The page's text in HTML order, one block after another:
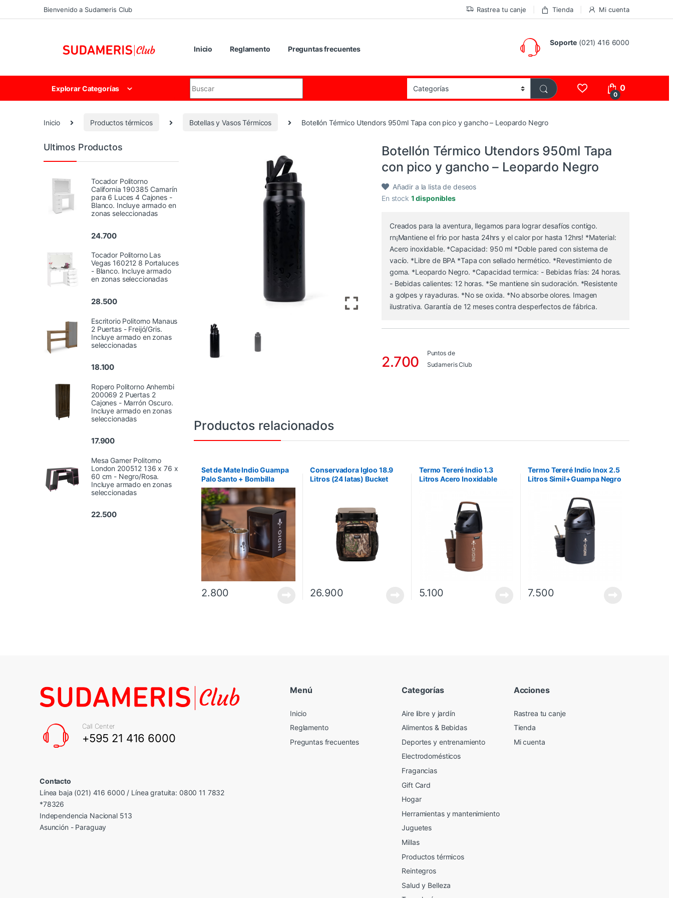
Skip to navigation
Skip to contentBienvenido a Sudameris Club Rastrea tu canje Tienda Mi cuenta
Inicio Reglamento Preguntas frecuentes
Soporte (021) 416 6000
Explorar Categorías
0
0
Inicio Productos térmicos Botellas y Vasos Térmicos Botellón Térmico Utendors 950ml Tapa con pico y gancho – Leopardo Negro
Botellón Térmico Utendors 950ml Tapa
con pico y gancho – Leopardo Negro
Añadir a la lista de deseos
En stock 1 disponibles
Creados para la aventura, llegamos para lograr desafíos contigo.
rn¡Mantiene el frio por hasta 24hrs y el calor por hasta 12hrs! *Material:
Acero inoxidable. *Capacidad: 950 ml *Doble pared con sistema de
vacío. *Libre de BPA *Tapa con sellado hermético. *Revestimiento de
goma. *Leopardo Negro. *Capacidad termica: - Bebidas frías: 24 horas.
- Bebidas calientes: 12 horas. *Se mantiene sin sudoración. *Resistente
a golpes y rayaduras. *No se oxida. *No absorbe olores. Imagen
ilustrativa. Garantía de 12 meses contra desperfectos de fábrica.
2.700
Puntos de
Sudameris Club
Productos relacionados
Set de Mate Indio Guampa
Palo Santo + Bombilla
Alpaca Pico Ancho – Plata
2.800
Conservadora Igloo 18.9
Litros (24 latas) Bucket
26.900
Termo Tereré Indio 1.3
Litros Acero Inoxidable
5.100
Termo Tereré Indio Inox 2.5
Litros Simil+Guampa Negro
7.500
Ultimos Productos
Tocador Politorno
California 190385 Camarín
para 6 Luces 4 Cajones -
Blanco. Incluye armado en
zonas seleccionadas
24.700
Tocador Politorno Las
Vegas 160212 8 Portaluces
- Blanco. Incluye armado
en zonas seleccionadas
28.500
Escritorio Politorno Manaus
2 Puertas - Freijó/Gris.
Incluye armado en zonas
seleccionadas
18.100
Ropero Politorno Anhembi
200069 2 Puertas 2
Cajones - Marrón Oscuro.
Incluye armado en zonas
seleccionadas
17.900
Mesa Gamer Politorno
London 200512 136 x 76 x
60 cm - Negro/Rosa.
Incluye armado en zonas
seleccionadas
22.500
Call Center
+595 21 416 6000
Contacto
Línea baja (021) 416 6000 / Línea gratuita: 0800 11 7832
*78326
Independencia Nacional 513
Asunción - Paraguay
Menú
Inicio
Reglamento
Preguntas frecuentes
Categorías
Aire libre y jardín
Alimentos & Bebidas
Deportes y entrenamiento
Electrodomésticos
Fragancias
Gift Card
Hogar
Herramientas y mantenimiento
Juguetes
Millas
Productos térmicos
Reintegros
Salud y Belleza
Acciones
Rastrea tu canje
Tienda
Mi cuenta